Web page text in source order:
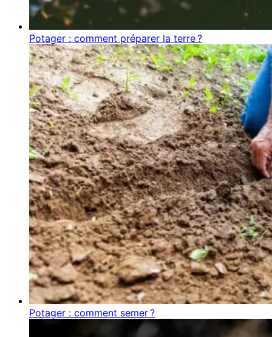
Potager : comment préparer la terre ?
Potager : comment semer ?